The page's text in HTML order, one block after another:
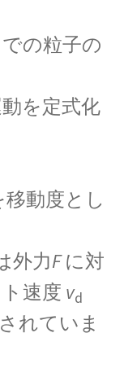
ど】
想定した
の粒子の
を定式化
移動度とし
外力Fに対
速度 vd
れていま